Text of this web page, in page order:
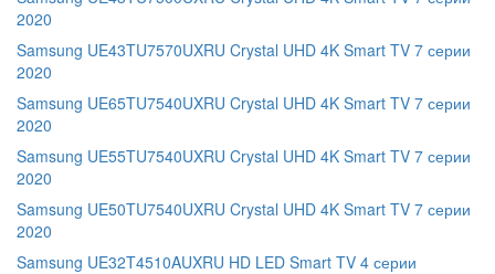
2020
Samsung UE43TU7570UXRU Crystal UHD 4K Smart TV 7 серии
2020
Samsung UE65TU7540UXRU Crystal UHD 4K Smart TV 7 серии
2020
Samsung UE55TU7540UXRU Crystal UHD 4K Smart TV 7 серии
2020
Samsung UE50TU7540UXRU Crystal UHD 4K Smart TV 7 серии
2020
Samsung UE32T4510AUXRU HD LED Smart TV 4 серии